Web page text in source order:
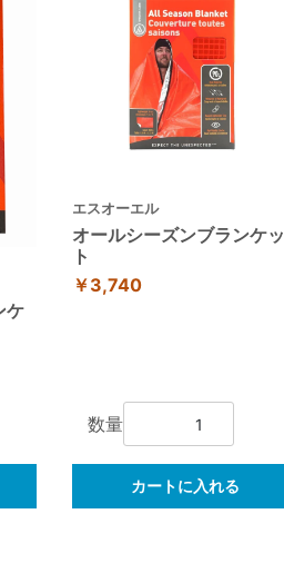
ケ
エスオーエル
オールシーズンブランケッ
ト
￥3,740
数量
カートに入れる